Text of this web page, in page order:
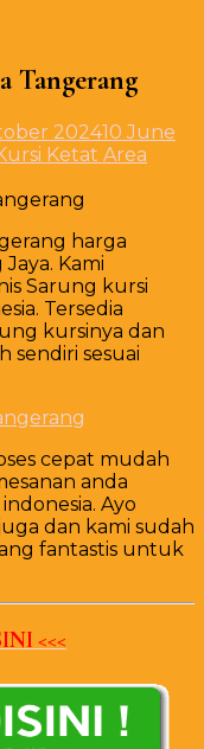
Tangerang
202410 June
Ketat Area
harga
Kami
Sarung kursi
Tersedia
kursinya dan
sendiri sesuai
cepat mudah
anda
Ayo
dan kami sudah
fantastis untuk
<<<